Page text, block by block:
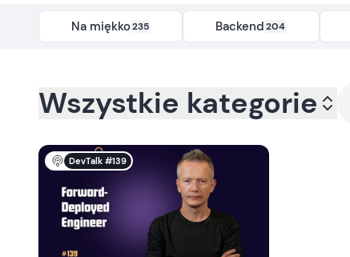
Na miękko235 Backend204
Kategoria: - Tag: modelowanie-biznesowe
Wszystkie kategorie
DevTalk #139